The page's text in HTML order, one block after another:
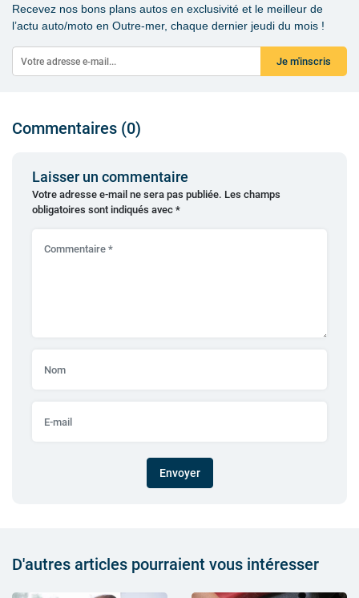
Recevez nos bons plans autos en exclusivité et le meilleur de
l’actu auto/moto en Outre-mer, chaque dernier jeudi du mois !
Je m'inscris
Commentaires (0)
Laisser un commentaire
Votre adresse e-mail ne sera pas publiée. Les champs
obligatoires sont indiqués avec *
Envoyer
D'autres articles pourraient vous intéresser